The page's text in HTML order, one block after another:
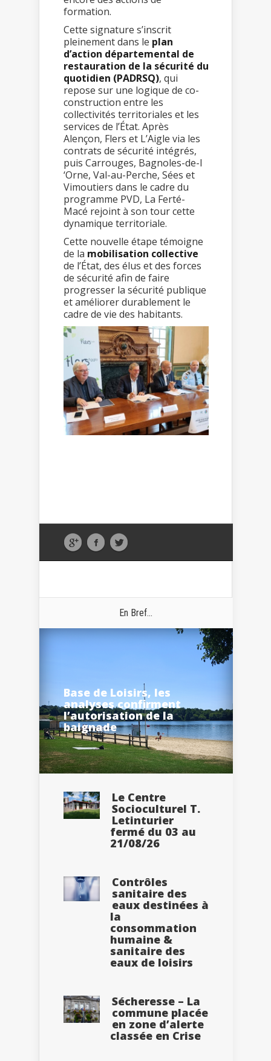
formation.
Cette signature s’inscrit
pleinement dans le plan
d’action départemental de
restauration de la sécurité du
quotidien (PADRSQ), qui
repose sur une logique de co-
construction entre les
collectivités territoriales et les
services de l’État. Après
Alençon, Flers et L’Aigle via les
contrats de sécurité intégrés,
puis Carrouges, Bagnoles-de-l
‘Orne, Val-au-Perche, Sées et
Vimoutiers dans le cadre du
programme PVD, La Ferté-
Macé rejoint à son tour cette
dynamique territoriale.
Cette nouvelle étape témoigne
de la mobilisation collective
de l’État, des élus et des forces
de sécurité afin de faire
progresser la sécurité publique
et améliorer durablement le
cadre de vie des habitants.
En Bref...
Base de Loisirs, les
analyses confirment
l’autorisation de la
baignade
Le Centre
Socioculturel T.
Letinturier
fermé du 03 au
21/08/26
Contrôles
sanitaire des
eaux destinées à
la
consommation
humaine &
sanitaire des
eaux de loisirs
Sécheresse – La
commune placée
en zone d’alerte
classée en Crise